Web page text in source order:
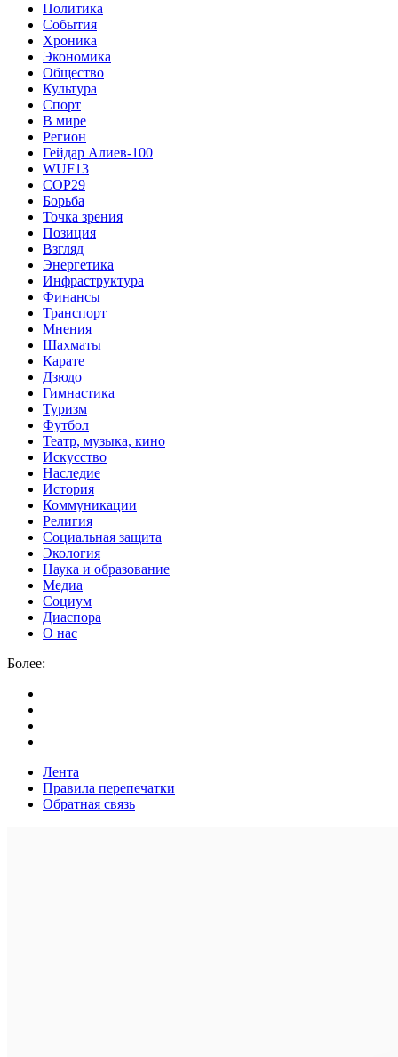
Политика
События
Хроника
Экономика
Общество
Культура
Спорт
В мире
Регион
Гейдар Алиев-100
WUF13
COP29
Борьба
Точка зрения
Позиция
Взгляд
Энергетика
Инфраструктура
Финансы
Транспорт
Мнения
Шахматы
Карате
Дзюдо
Гимнастика
Туризм
Футбол
Театр, музыка, кино
Искусство
Наследие
История
Коммуникации
Религия
Социальная защита
Экология
Наука и образование
Медиа
Социум
Диаспора
О нас
Более:
Лента
Правила перепечатки
Обратная связь